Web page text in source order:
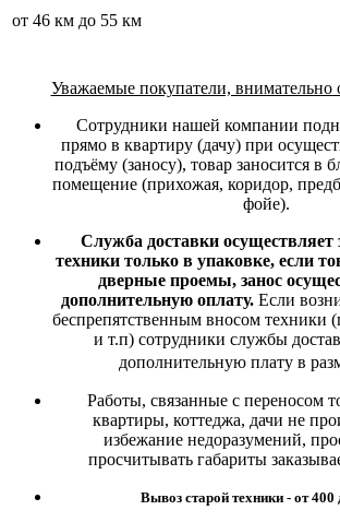
от 46 км до 55 км
Уважаемые покупатели, внимательно
Сотрудники нашей компании
прямо в квартиру (дачу) при
подъёму (заносу), товар заносится в
помещение (прихожая, коридор,
фойе).
Служба доставки осуществляет
техники только в упаковке, если
дверные проемы, занос
дополнительную оплату. Если
беспрепятственным вносом техники
и т.п) сотрудники службы
дополнительную плату в
Работы, связанные с переносом
квартиры, коттеджа, дачи не
избежание недоразумений,
просчитывать габариты
Вывоз старой техники - от 400